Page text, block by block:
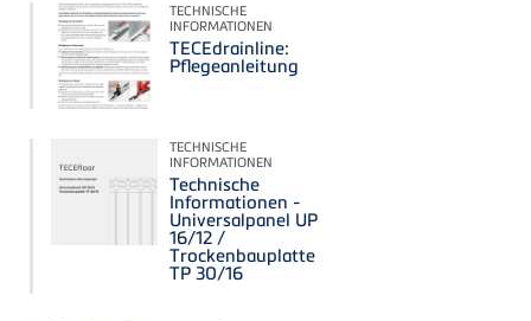
TECHNISCHE
INFORMATIONEN
TECEdrainline:
Pflegeanleitung
TECHNISCHE
INFORMATIONEN
Technische
Informationen -
Universalpanel UP
16/12 /
Trockenbauplatte
TP 30/16